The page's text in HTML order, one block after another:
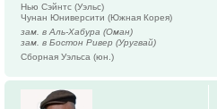
Нью Сэйнтс (Уэльс)
Чунан Юниверсити (Южная Корея)
зам. в Аль-Хабура (Оман)
зам. в Бостон Ривер (Уругвай)
Сборная Уэльса (юн.)